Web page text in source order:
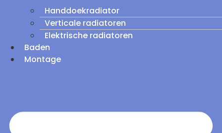
Handdoekradiator
Verticale radiatoren
Elektrische radiatoren
Baden
Montage